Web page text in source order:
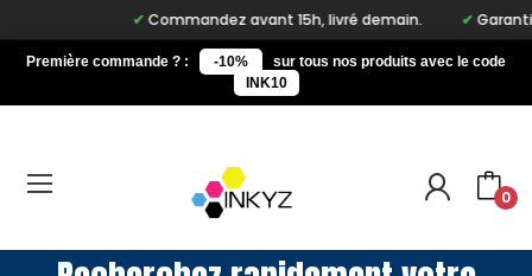
Commandez avant 15h, livré demain.
Première commande ? : -10%
sur tous nos produits avec le code
INK10
0